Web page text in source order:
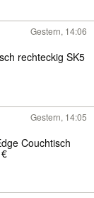
Gestern, 14:06
rechteckig SK5
Gestern, 14:05
Couchtisch